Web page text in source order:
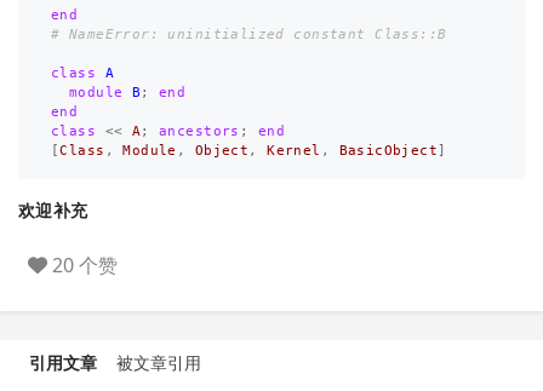
end
# NameError: uninitialized constant Class::B
class
A
module
B ;
end
end
class
<< A; ancestors ;
end
[Class , Module , Object , Kernel , BasicObject ]
欢迎补充
20 个赞
引用文章
被文章引用